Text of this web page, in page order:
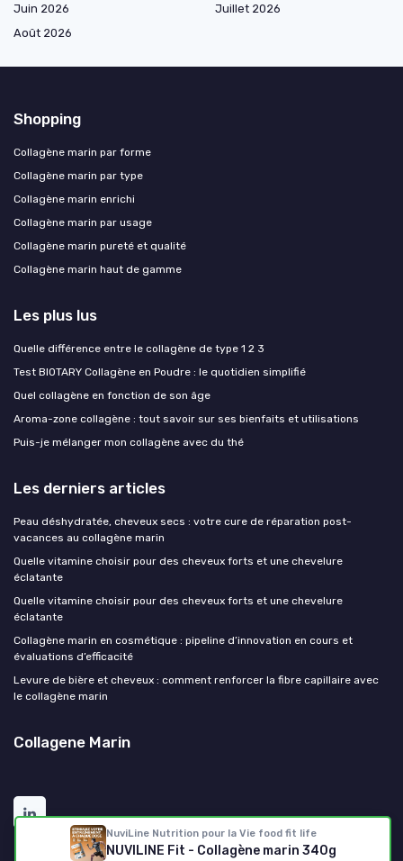
NuviLine Nutrition pour la Vie food fit life
NUVILINE Fit - Collagène marin 340g
Juin 2026
Juillet 2026
Août 2026
Shopping
Collagène marin par forme
Collagène marin par type
Collagène marin enrichi
Collagène marin par usage
Collagène marin pureté et qualité
Collagène marin haut de gamme
Les plus lus
Quelle différence entre le collagène de type 1 2 3
Test BIOTARY Collagène en Poudre : le quotidien simplifié
Quel collagène en fonction de son âge
Aroma-zone collagène : tout savoir sur ses bienfaits et utilisations
Puis-je mélanger mon collagène avec du thé
Les derniers articles
Peau déshydratée, cheveux secs : votre cure de réparation post-
vacances au collagène marin
Quelle vitamine choisir pour des cheveux forts et une chevelure
éclatante
Quelle vitamine choisir pour des cheveux forts et une chevelure
éclatante
Collagène marin en cosmétique : pipeline d’innovation en cours et
évaluations d’efficacité
Levure de bière et cheveux : comment renforcer la fibre capillaire avec
le collagène marin
Collagene Marin